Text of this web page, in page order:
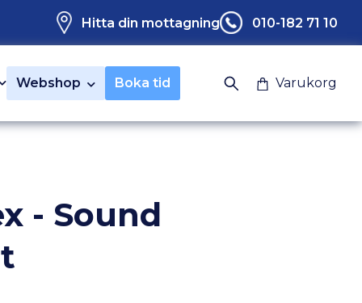
Hitta din mottagning 010-182 71 10
Webshop Boka tid Varukorg
- Sound